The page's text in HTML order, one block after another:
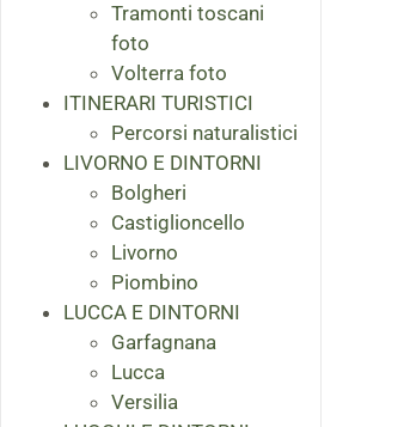
Tramonti toscani
foto
Volterra foto
ITINERARI TURISTICI
Percorsi naturalistici
LIVORNO E DINTORNI
Bolgheri
Castiglioncello
Livorno
Piombino
LUCCA E DINTORNI
Garfagnana
Lucca
Versilia